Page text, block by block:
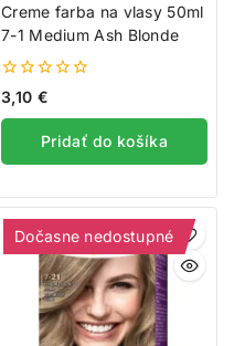
Creme farba na vlasy 50ml
7-1 Medium Ash Blonde
0
z
5
3,10 €
Pridať do košíka
Dočasne nedostupné